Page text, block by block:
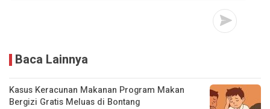
Baca Lainnya
Kasus Keracunan Makanan Program Makan
Bergizi Gratis Meluas di Bontang